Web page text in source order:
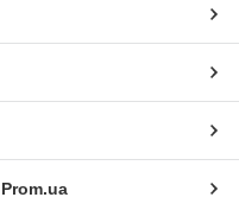
Prom.ua